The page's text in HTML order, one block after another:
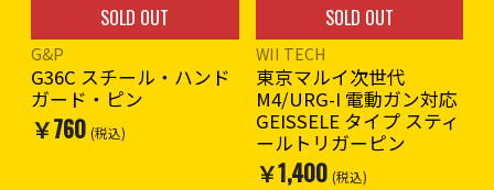
SOLD OUT
G&P
G36C スチール・ハンド
ガード・ピン
￥760 (税込)
SOLD OUT
WII TECH
東京マルイ次世代
M4/URG-I 電動ガン対応
GEISSELE タイプ スティ
ールトリガーピン
￥1,400 (税込)